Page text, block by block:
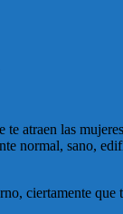
atraen las
normal, sano,
ciertamente